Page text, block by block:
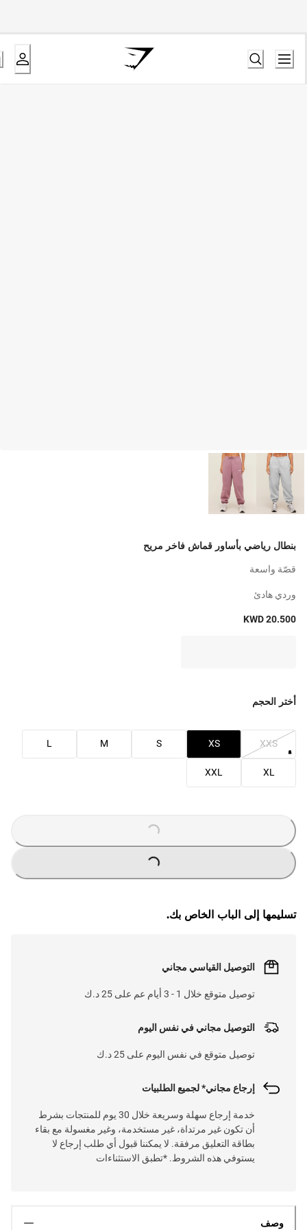
بنطال رياضي بأساور قماش فاخر مريح
قصّة واسعة
وردي هادئ
KWD 20.500
أختر الحجم
XXS
XS
S
M
L
XL
XXL
...
...
تسليمها إلى الباب الخاص بك.
التوصيل القياسي مجاني
توصيل متوقع خلال 1 - 3 أيام عم على 25 د.ك
التوصيل مجاني في نفس اليوم
توصيل متوقع في نفس اليوم على 25 د.ك
إرجاع مجاني* لجميع الطلبيات
خدمة إرجاع سهلة وسريعة خلال 30 يوم للمنتجات بشرط
أن تكون غير مرتداة، غير مستخدمة، وغير مغسولة مع بقاء
بطاقة التعليق مرفقة. لا يمكننا قبول أي طلب إرجاع لا
يستوفي هذه الشروط. *تطبق الاستثناءات
وصف